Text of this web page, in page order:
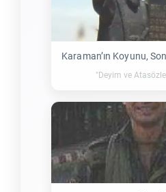
Karaman’ın Koyunu,
"Deyim ve